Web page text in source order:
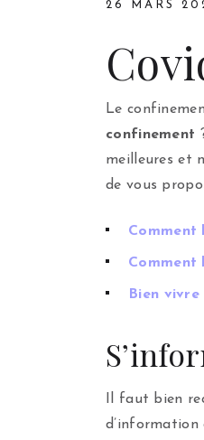
26 MARS
Le
confinement
meilleures et
de vous
Comment
Comment
Bien
Il faut bien
d’information